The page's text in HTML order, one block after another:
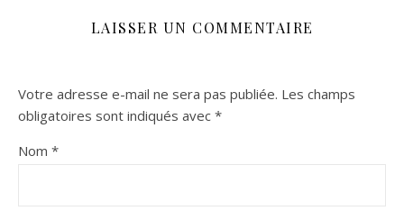
LAISSER UN COMMENTAIRE
Votre adresse e-mail ne sera pas publiée. Les champs
obligatoires sont indiqués avec *
Nom *